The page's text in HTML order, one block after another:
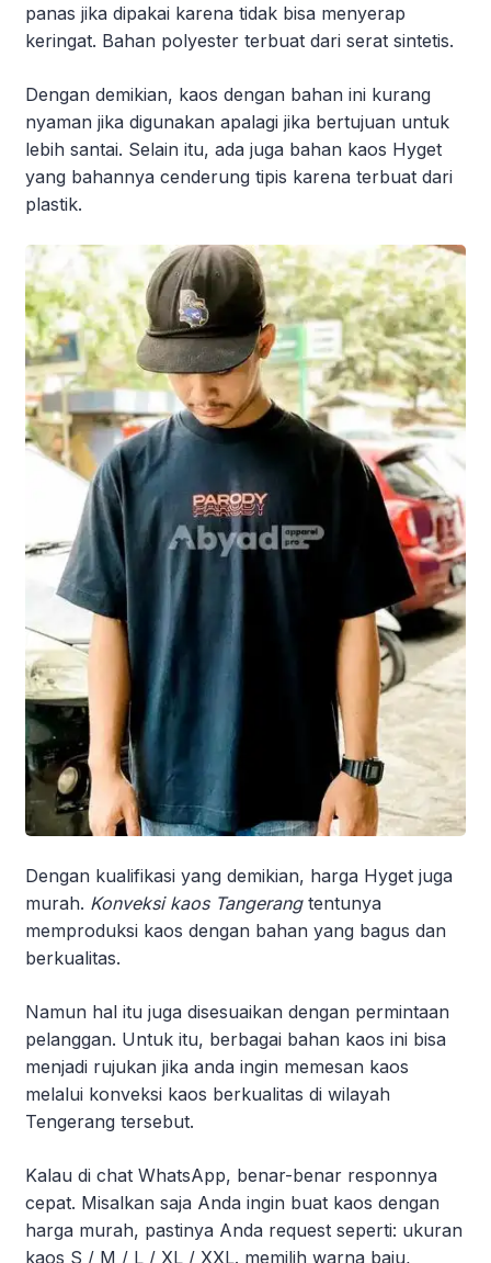
panas jika dipakai karena tidak bisa menyerap
keringat. Bahan polyester terbuat dari serat sintetis.
Dengan demikian, kaos dengan bahan ini kurang
nyaman jika digunakan apalagi jika bertujuan untuk
lebih santai. Selain itu, ada juga bahan kaos Hyget
yang bahannya cenderung tipis karena terbuat dari
plastik.
Dengan kualifikasi yang demikian, harga Hyget juga
murah. Konveksi kaos Tangerangtentunya
memproduksi kaos dengan bahan yang bagus dan
berkualitas.
Namun hal itu juga disesuaikan dengan permintaan
pelanggan. Untuk itu, berbagai bahan kaos ini bisa
menjadi rujukan jika anda ingin memesan kaos
melalui konveksi kaos berkualitas di wilayah
Tengerang tersebut.
Kalau di chat WhatsApp, benar-benar responnya
cepat. Misalkan saja Anda ingin buat kaos dengan
harga murah, pastinya Anda request seperti: ukuran
kaos S / M / L / XL / XXL. memilih warna baju,